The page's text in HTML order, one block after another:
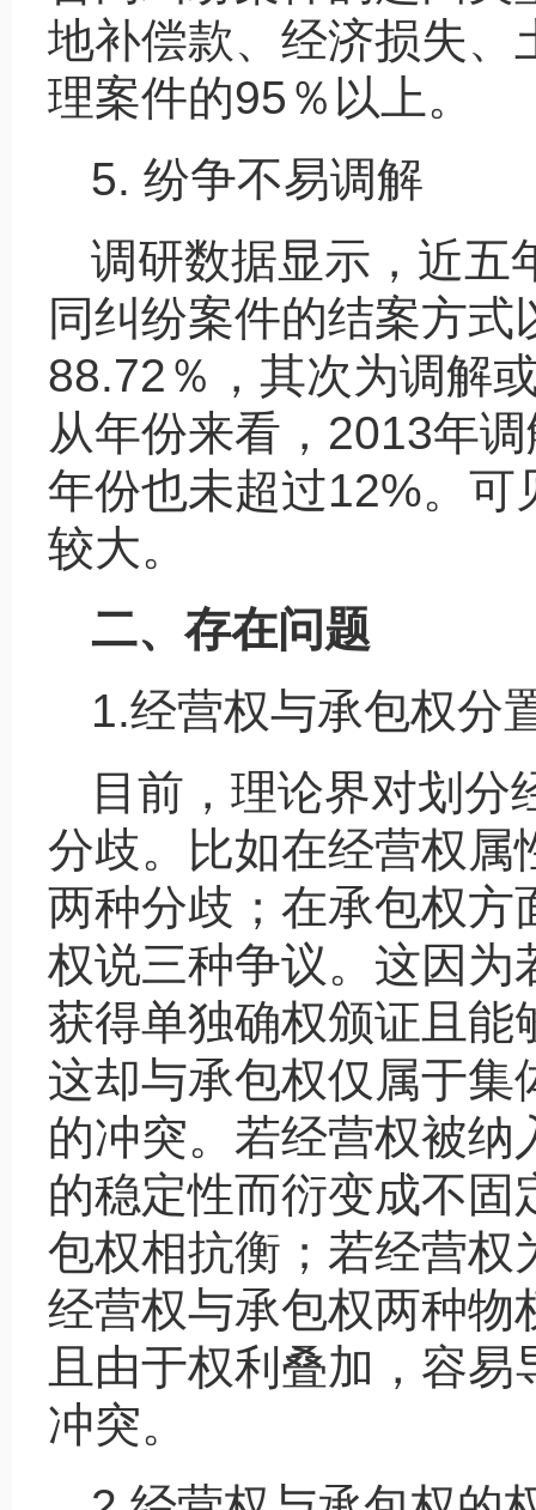
地补偿款、经济损失、
理案件的95％以上。
5. 纷争不易调解
调研数据显示，近五
同纠纷案件的结案方
88.72％，其次为调解
从年份来看，2013年
年份也未超过12%。可
较大。
二、存在问题
1.经营权与承包权分
目前，理论界对划
分歧。比如在经营权属
两种分歧；在承包权方
权说三种争议。这因为
获得单独确权颁证且能
这却与承包权仅属于集
的冲突。若经营权被
的稳定性而衍变成不
包权相抗衡；若经营权
经营权与承包权两种物
且由于权利叠加，容
冲突。